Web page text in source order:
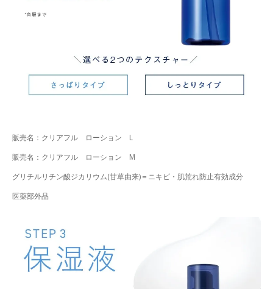
販売名：クリアフル ローション L
販売名：クリアフル ローション M
グリチルリチン酸ジカリウム(甘草由来)＝ニキビ・肌荒れ防止有効成分
医薬部外品